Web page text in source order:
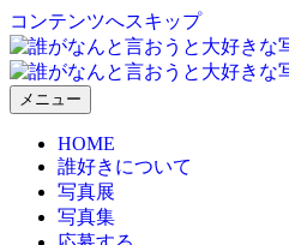
コンテンツへスキップ
誰がなんと言おうと大好きな写真
メニュー
HOME
誰好きについて
写真展
写真集